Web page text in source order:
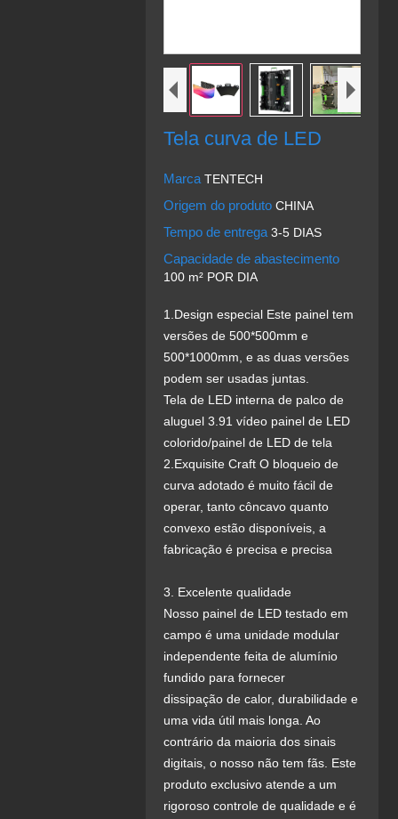
Tela curva de LED
Marca TENTECH
Origem do produto CHINA
Tempo de entrega 3-5 DIAS
Capacidade de abastecimento
100 m² POR DIA
1.Design especial Este painel tem
versões de 500*500mm e
500*1000mm, e as duas versões
podem ser usadas juntas.
Tela de LED interna de palco de
aluguel 3.91 vídeo painel de LED
colorido/painel de LED de tela
2.Exquisite Craft O bloqueio de
curva adotado é muito fácil de
operar, tanto côncavo quanto
convexo estão disponíveis, a
fabricação é precisa e precisa
3. Excelente qualidade
Nosso painel de LED testado em
campo é uma unidade modular
independente feita de alumínio
fundido para fornecer
dissipação de calor, durabilidade e
uma vida útil mais longa. Ao
contrário da maioria dos sinais
digitais, o nosso não tem fãs. Este
produto exclusivo atende a um
rigoroso controle de qualidade e é